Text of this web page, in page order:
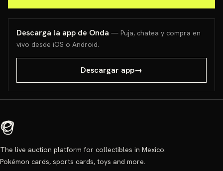
Descarga la app de Onda — Puja, chatea y compra en
vivo desde iOS o Android.
Descargar app→
The live auction platform for collectibles in Mexico.
Pokémon cards, sports cards, toys and more.